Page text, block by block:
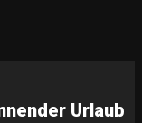
Urlaub